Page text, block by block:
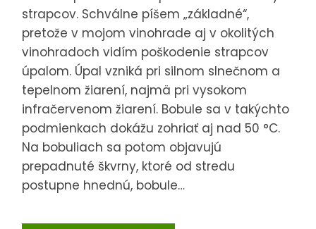
strapcov. Schválne píšem „základné“,
pretože v mojom vinohrade aj v okolitých
vinohradoch vidím poškodenie strapcov
úpalom. Úpal vzniká pri silnom slnečnom a
tepelnom žiarení, najmä pri vysokom
infračervenom žiarení. Bobule sa v takýchto
podmienkach dokážu zohriať aj nad 50 °C.
Na bobuliach sa potom objavujú
prepadnuté škvrny, ktoré od stredu
postupne hnednú, bobule…